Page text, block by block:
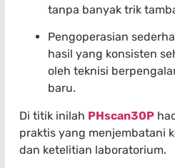
tanpa banyak trik
Pengoperasian
hasil yang konsisten
oleh teknisi
baru.
Di titik inilah PHscan30P
praktis yang menjembatani
dan ketelitian laboratorium.